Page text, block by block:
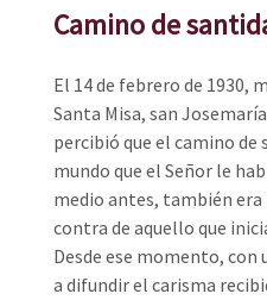
Camino de
El 14 de febrero de 1930,
Santa Misa, san
percibió que el camino de
mundo que el Señor le
medio antes, también era
contra de aquello que
Desde ese momento,
a difundir el carisma